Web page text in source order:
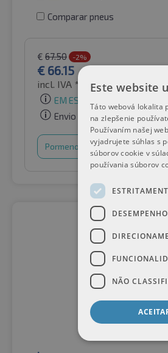
Comparar pneus
€ 67.50 -2%
€ 66.15
incl. IVA * por Auto-Raifen
EM ESTOQUE
Envio gratuito
Pormenores Cesto de
Este website
Táto webová lokalita
na zlepšenie
Používaním našej
vyjadrujete súhlas s
súborov cookie v
používania súborov
DESEMPENHO
NÃO